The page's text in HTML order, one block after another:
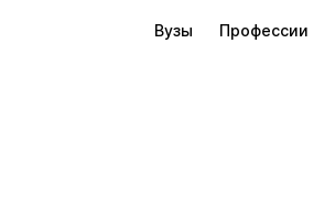
Вузы Профессии